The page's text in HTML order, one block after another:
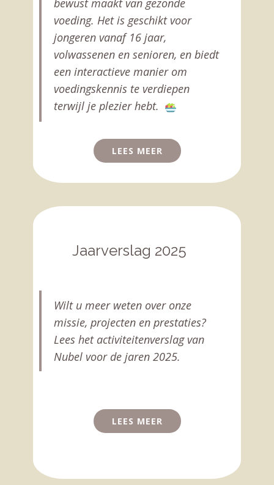
bewust maakt van gezonde
voeding. Het is geschikt voor
jongeren vanaf 16 jaar,
volwassenen en senioren, en biedt
een interactieve manier om
voedingskennis te verdiepen
terwijl je plezier hebt.
LEES MEER
Jaarverslag 2025
Wilt u meer weten over onze
missie, projecten en prestaties?
Lees het activiteitenverslag van
Nubel voor de jaren 2025.
LEES MEER